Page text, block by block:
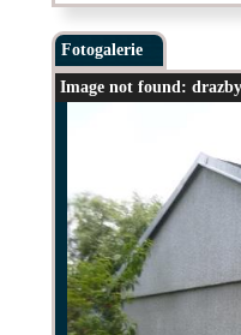
Fotogalerie
Image not found: